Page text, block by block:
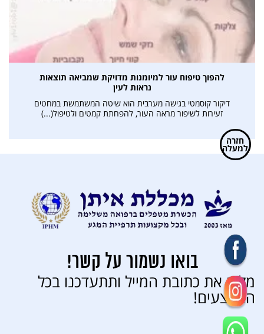
להפוך טיפוח עור למיומנות מדויקת שמביאה תוצאות
נראות לעין
דיקור קוסמטי בגישה מערבית הוא שיטה המשתמשת במחטים
זעירות לשיפור מראה העור, להפחתת קמטים ולטיפול(...)
חזרה
למעלה
בואו נשמור על קשר!
מלאו את כתובת המייל ותתעדכנו בכל
המבצעים!